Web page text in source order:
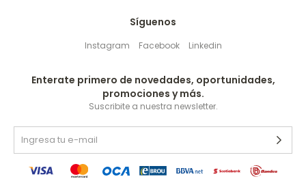
Síguenos
Instagram Facebook Linkedin
Enterate primero de novedades, oportunidades,
promociones y más.
Suscribite a nuestra newsletter.